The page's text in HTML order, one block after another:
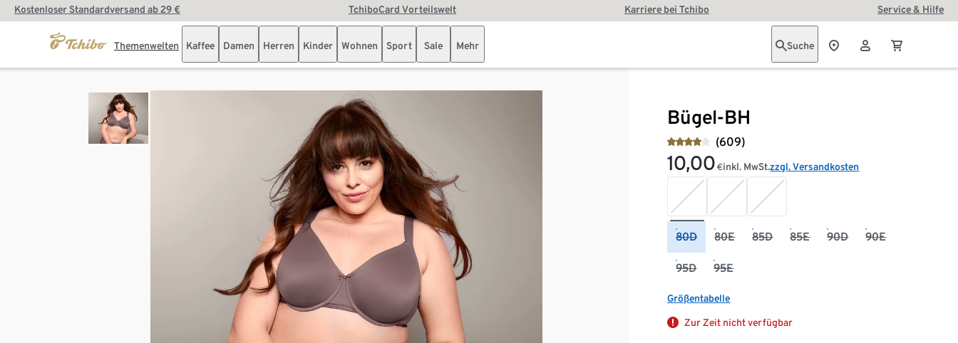
Kostenloser Standardversand ab 29 € TchiboCard Vorteilswelt Karriere bei Tchibo Service & Hilfe
Themenwelten Kaffee Damen Herren Kinder Wohnen Sport Sale Mehr Suche
Bügel-BH
(609)
10,00 €inkl. MwSt.zzgl. Versandkosten
80D 80E 85D 85E 90D 90E
95D 95E
Größentabelle
Zur Zeit nicht verfügbar